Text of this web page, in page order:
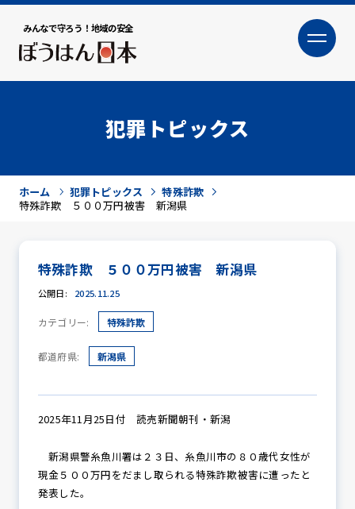
みんなで守ろう！地域の安全
大
防犯活動ニュース
防犯パトロール
防犯セミナー
犯罪トピックス
ホーム 犯罪トピックス
特殊詐欺
特殊詐欺 ５００万円被害 新潟県
特殊詐欺 ５００万円被害 新潟県
公開日: 2025.11.25
カテゴリー: 特殊詐欺
都道府県: 新潟県
2025年11月25日付 読売新聞朝刊・新潟
新潟県警糸魚川署は２３日、糸魚川市の８０歳代女性が
現金５００万円をだまし取られる特殊詐欺被害に遭ったと
発表した。